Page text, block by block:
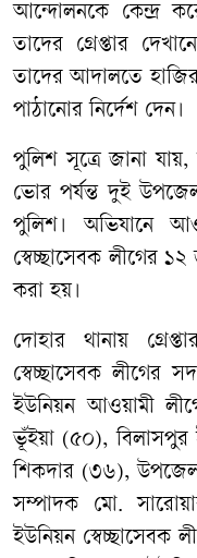
আন্দোলনকে কেন্দ্র
তাদের গ্রেপ্তার
তাদের আদালতে
পাঠানোর নির্দেশ দেন।
পুলিশ সূত্রে জানা
ভোর পর্যন্ত দুই
পুলিশ। অভিযানে
স্বেচ্ছাসেবক লীগের
করা হয়।
দোহার থানায়
স্বেচ্ছাসেবক
ইউনিয়ন আওয়ামী
ভূঁইয়া (৫০), বিলাসপুর
শিকদার (৩৬), উপজেলা
সম্পাদক মো.
ইউনিয়ন স্বেচ্ছাসেবক